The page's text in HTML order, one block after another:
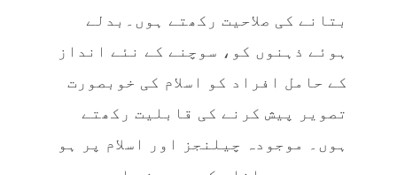
بتانے کی صلاحیت رکھتے ہوں۔بدلے
ہوئے ذہنوں کو، سوچنے کے نئے انداز
کے حامل افراد کو اسلام کی خوبصورت
تصویر پیش کرنے کی قابلیت رکھتے
ہوں۔ موجودہ چیلنجز اور اسلام پر ہو